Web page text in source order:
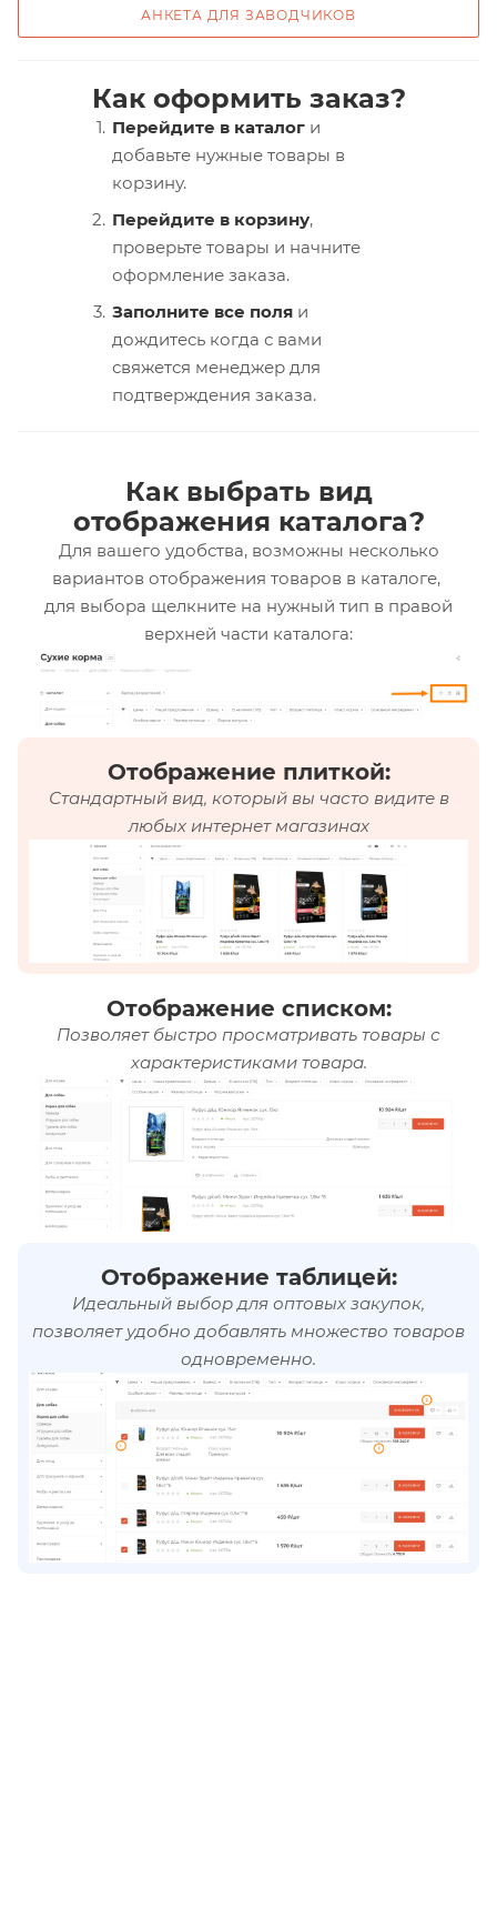
АНКЕТА ДЛЯ ЗАВОДЧИКОВ
Как оформить заказ?
Перейдите в каталог и
добавьте нужные товары в
корзину.
Перейдите в корзину,
проверьте товары и начните
оформление заказа.
Заполните все поля и
дождитесь когда с вами
свяжется менеджер для
подтверждения заказа.
Как выбрать вид
отображения каталога?
Для вашего удобства, возможны несколько
вариантов отображения товаров в каталоге,
для выбора щелкните на нужный тип в правой
верхней части каталога:
Отображение плиткой:
Стандартный вид, который вы часто видите в
любых интернет магазинах
Отображение списком:
Позволяет быстро просматривать товары с
характеристиками товара.
Отображение таблицей:
Идеальный выбор для оптовых закупок,
позволяет удобно добавлять множество товаров
одновременно.